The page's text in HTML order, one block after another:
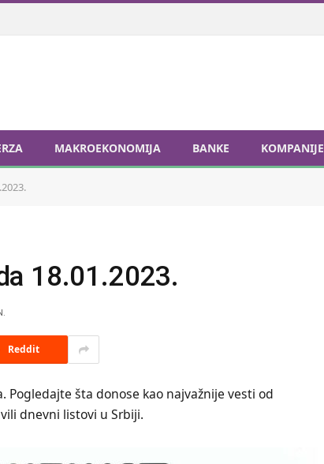
MAKROEKONOMIJA BANKE KOMPANIJE
18.01.2023.
Reddit
šta donose kao najvažnije vesti od
dnevni listovi u Srbiji.